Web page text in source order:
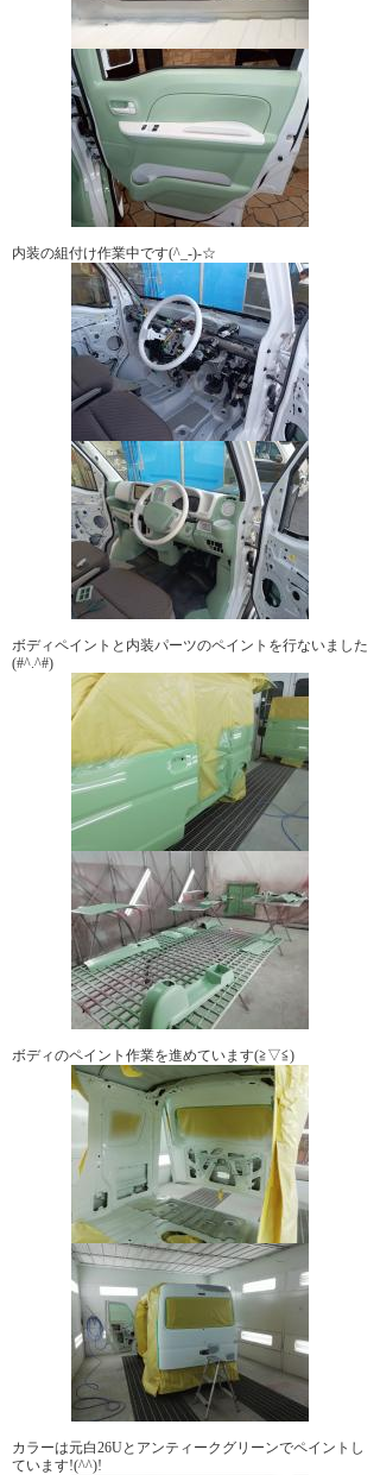
内装の組付け作業中です(^_-)-☆
ボディペイントと内装パーツのペイントを行ないました
(#^.^#)
ボディのペイント作業を進めています(≧▽≦)
カラーは元白26Uとアンティークグリーンでペイントし
ています!(^^)!